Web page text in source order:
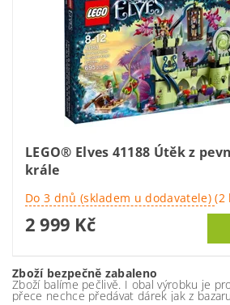
LEGO® Elves 41188 Útěk z
krále
Do 3 dnů (skladem u dodavatele)(2
2 999 Kč
Zboží bezpečně zabaleno
Zboží balíme pečlivě. I obal výrobku je
přece nechce předávat dárek jak z